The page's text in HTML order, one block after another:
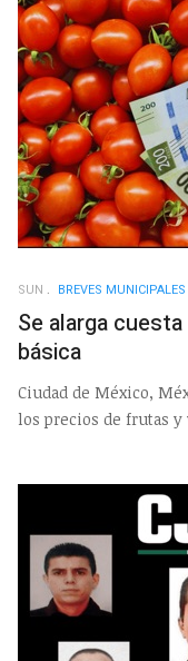
SUN BREVES MUNICIPALES
Se alarga
básica
Ciudad de México,
los precios de frutas